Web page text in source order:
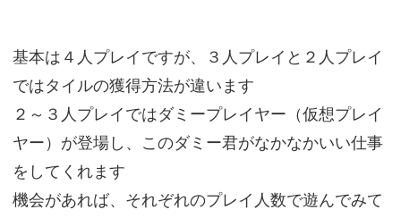
基本は４人プレイですが、３人プレイと２人プレイ
ではタイルの獲得方法が違います
２～３人プレイではダミープレイヤー（仮想プレイ
ヤー）が登場し、このダミー君がなかなかいい仕事
をしてくれます
機会があれば、それぞれのプレイ人数で遊んでみて